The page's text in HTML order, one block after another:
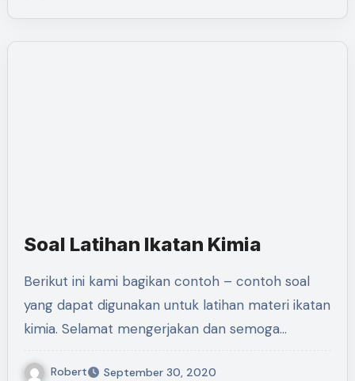
Soal Latihan Ikatan Kimia
Berikut ini kami bagikan contoh – contoh soal
yang dapat digunakan untuk latihan materi ikatan
kimia. Selamat mengerjakan dan semoga…
Robert September 30, 2020